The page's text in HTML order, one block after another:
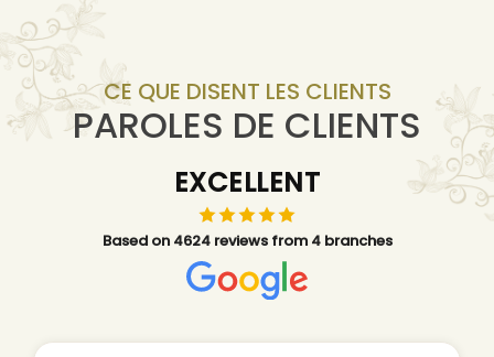
CE QUE DISENT LES CLIENTS
PAROLES DE CLIENTS
EXCELLENT
Based on 4624 reviews from 4 branches